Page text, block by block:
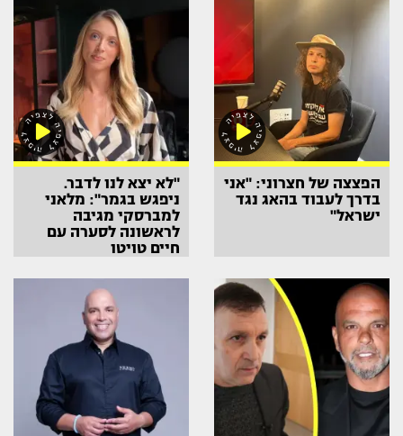
הפצצה של חצרוני: "אני
בדרך לעבוד בהאג נגד
ישראל"
"לא יצא לנו לדבר.
ניפגש בגמר": מלאני
למברסקי מגיבה
לראשונה לסערה עם
חיים טויטו